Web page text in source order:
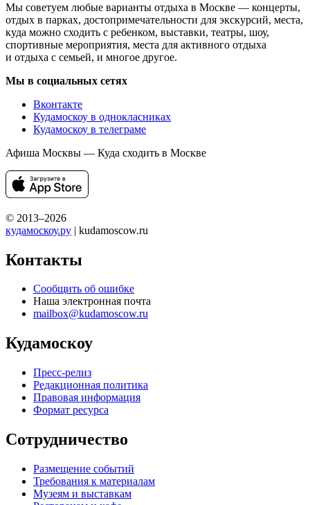
Мы советуем любые варианты отдыха в Москве — концерты,
отдых в парках, достопримечательности для экскурсий, места,
куда можно сходить с ребенком, выставки, театры, шоу,
спортивные мероприятия, места для активного отдыха
и отдыха с семьей, и многое другое.
Мы в социальных сетях
Вконтакте
Кудамоскоу в однокласниках
Кудамоскоу в телеграме
Афиша Москвы — Куда сходить в Москве
© 2013–2026
кудамоскоу.ру | kudamoscow.ru
Контакты
Сообщить об ошибке
Наша электронная почта
mailbox@kudamoscow.ru
Кудамоскоу
Пресс-релиз
Редакционная политика
Правовая информация
Формат ресурса
Сотрудничество
Размещение событий
Требования к материалам
Музеям и выставкам